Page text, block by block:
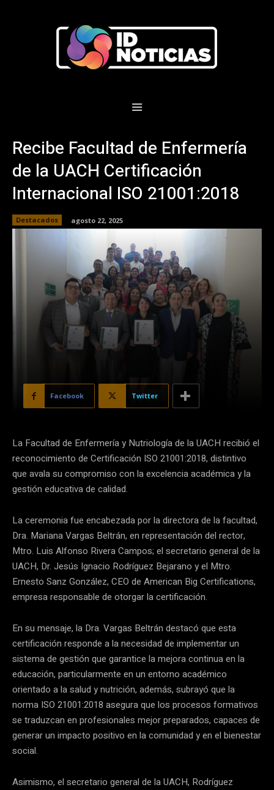
Recibe Facultad de Enfermería
de la UACH Certificación
Internacional ISO 21001:2018
Destacados agosto 22, 2025
Facebook Twitter
La Facultad de Enfermería y Nutriología de la UACH recibió el
reconocimiento de Certificación ISO 21001:2018, distintivo
que avala su compromiso con la excelencia académica y la
gestión educativa de calidad.
La ceremonia fue encabezada por la directora de la facultad,
Dra. Mariana Vargas Beltrán, en representación del rector,
Mtro. Luis Alfonso Rivera Campos; el secretario general de la
UACH, Dr. Jesús Ignacio Rodríguez Bejarano y el Mtro.
Ernesto Sanz González, CEO de American Big Certifications,
empresa responsable de otorgar la certificación.
En su mensaje, la Dra. Vargas Beltrán destacó que esta
certificación responde a la necesidad de implementar un
sistema de gestión que garantice la mejora continua en la
educación, particularmente en un entorno académico
orientado a la salud y nutrición, además, subrayó que la
norma ISO 21001:2018 asegura que los procesos formativos
se traduzcan en profesionales mejor preparados, capaces de
generar un impacto positivo en la comunidad y en el bienestar
social.
Asimismo, el secretario general de la UACH, Rodríguez